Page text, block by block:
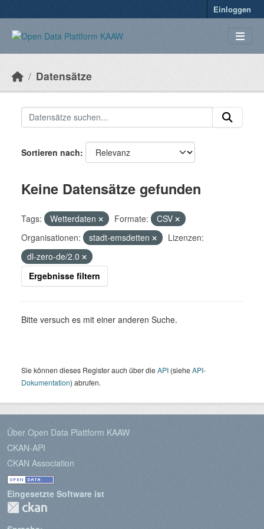
Einloggen
Datensätze
Sortieren nach
Keine Datensätze gefunden
Tags: Wetterdaten Formate:
CSV
Organisationen:
stadt-emsdetten
Lizenzen:
dl-zero-de/2.0
Ergebnisse filtern
Bitte versuch es mit einer anderen Suche.
Sie können dieses Register auch über dieAPI (sieheAPI-
Dokumentation) abrufen.
Über Open Data Plattform KAAW
CKAN-API
CKAN Association
Eingesetzte Software ist